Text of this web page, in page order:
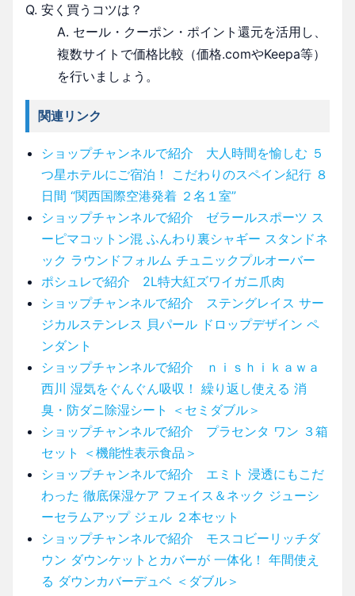
Q. 安く買うコツは？
A. セール・クーポン・ポイント還元を活用し、
複数サイトで価格比較（価格.comやKeepa等）
を行いましょう。
関連リンク
ショップチャンネルで紹介 大人時間を愉しむ ５
つ星ホテルにご宿泊！ こだわりのスペイン紀行 ８
日間 “関西国際空港発着 ２名１室”
ショップチャンネルで紹介 ゼラールスポーツ ス
ーピマコットン混 ふんわり裏シャギー スタンドネ
ック ラウンドフォルム チュニックプルオーバー
ポシュレで紹介 2L特大紅ズワイガニ爪肉
ショップチャンネルで紹介 ステングレイス サー
ジカルステンレス 貝パール ドロップデザイン ペ
ンダント
ショップチャンネルで紹介 ｎｉｓｈｉｋａｗａ
西川 湿気をぐんぐん吸収！ 繰り返し使える 消
臭・防ダニ除湿シート ＜セミダブル＞
ショップチャンネルで紹介 プラセンタ ワン ３箱
セット ＜機能性表示食品＞
ショップチャンネルで紹介 エミト 浸透にもこだ
わった 徹底保湿ケア フェイス＆ネック ジューシ
ーセラムアップ ジェル ２本セット
ショップチャンネルで紹介 モスコビーリッチダ
ウン ダウンケットとカバーが 一体化！ 年間使え
る ダウンカバーデュベ ＜ダブル＞